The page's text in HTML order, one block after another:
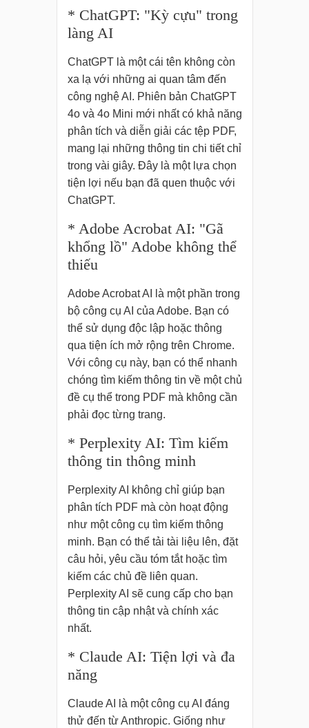
* ChatGPT: "Kỳ cựu" trong
làng AI
ChatGPT là một cái tên không còn
xa lạ với những ai quan tâm đến
công nghệ AI. Phiên bản ChatGPT
4o và 4o Mini mới nhất có khả năng
phân tích và diễn giải các tệp PDF,
mang lại những thông tin chi tiết chỉ
trong vài giây. Đây là một lựa chọn
tiện lợi nếu bạn đã quen thuộc với
ChatGPT.
* Adobe Acrobat AI: "Gã
khổng lồ" Adobe không thể
thiếu
Adobe Acrobat AI là một phần trong
bộ công cụ AI của Adobe. Bạn có
thể sử dụng độc lập hoặc thông
qua tiện ích mở rộng trên Chrome.
Với công cụ này, bạn có thể nhanh
chóng tìm kiếm thông tin về một chủ
đề cụ thể trong PDF mà không cần
phải đọc từng trang.
* Perplexity AI: Tìm kiếm
thông tin thông minh
Perplexity AI không chỉ giúp bạn
phân tích PDF mà còn hoạt động
như một công cụ tìm kiếm thông
minh. Bạn có thể tải tài liệu lên, đặt
câu hỏi, yêu cầu tóm tắt hoặc tìm
kiếm các chủ đề liên quan.
Perplexity AI sẽ cung cấp cho bạn
thông tin cập nhật và chính xác
nhất.
* Claude AI: Tiện lợi và đa
năng
Claude AI là một công cụ AI đáng
thử đến từ Anthropic. Giống như